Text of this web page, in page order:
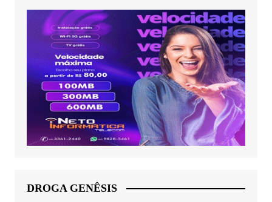
DROGA GENÊSIS